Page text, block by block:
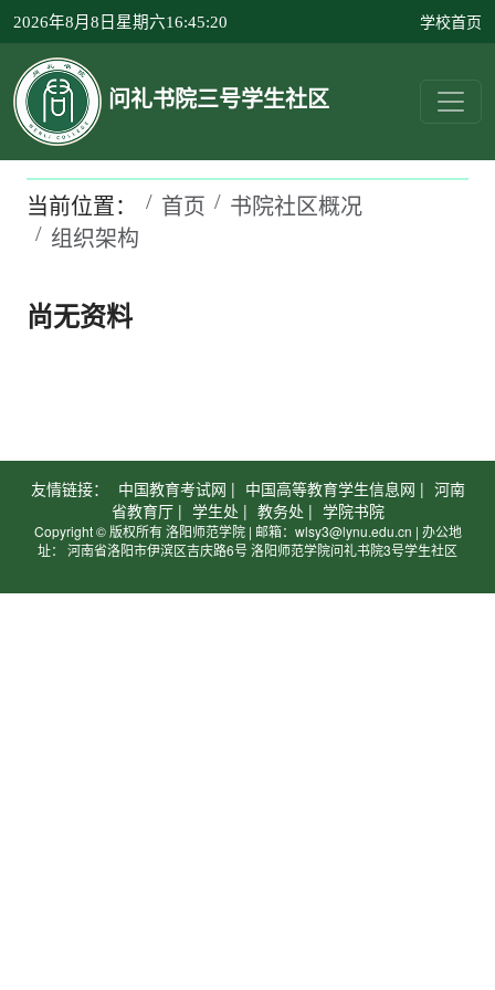
2026年8月8日星期六16:45:20 学校首页
问礼书院三号学生社区
当前位置： 首页
书院社区概况
组织架构
尚无资料
友情链接： 中国教育考试网 | 中国高等教育学生信息网 | 河南
省教育厅 | 学生处 | 教务处 | 学院书院
Copyright © 版权所有 洛阳师范学院 | 邮箱：wlsy3@lynu.edu.cn | 办公地
址： 河南省洛阳市伊滨区吉庆路6号 洛阳师范学院问礼书院3号学生社区